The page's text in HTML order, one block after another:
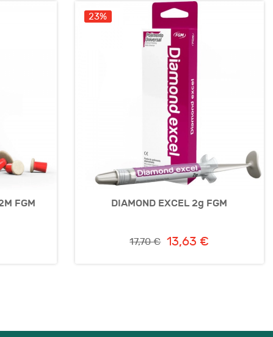
FGM
23%
DIAMOND EXCEL 2g FGM
17,70 € 13,63 €